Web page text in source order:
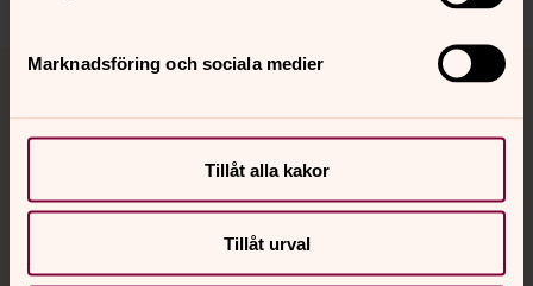
Marknadsföring och sociala medier
Tillåt alla kakor
Tillåt urval
Tillbaka till toppen
Tillbaka till innehållet
Kalender